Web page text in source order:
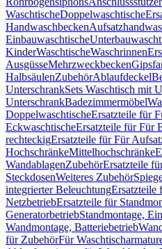
WaschtischeDoppelwaschtische
Handwaschbecken
Einbauwaschtische
KinderWaschtischeWaschrinnen
AusgüsseMehrzweckbecken
HalbsäulenZubehörAblaufdeckel
UnterschrankSets Waschtisch mit
UnterschrankBadezimmermöbel
DoppelwaschtischeErsatzteile für
EckwaschtischeErsatzteile für Für
rechteckigErsatzteile für Für
HochschränkeMittelhochschränke
WandablagenZubehörErsatzteile
SteckdosenWeiteres Zubehör
integrierter BeleuchtungErsatzteile
NetzbetriebErsatzteile für
GeneratorbetriebStandmontage,
Wandmontage, Batteriebetrieb
für ZubehörFür